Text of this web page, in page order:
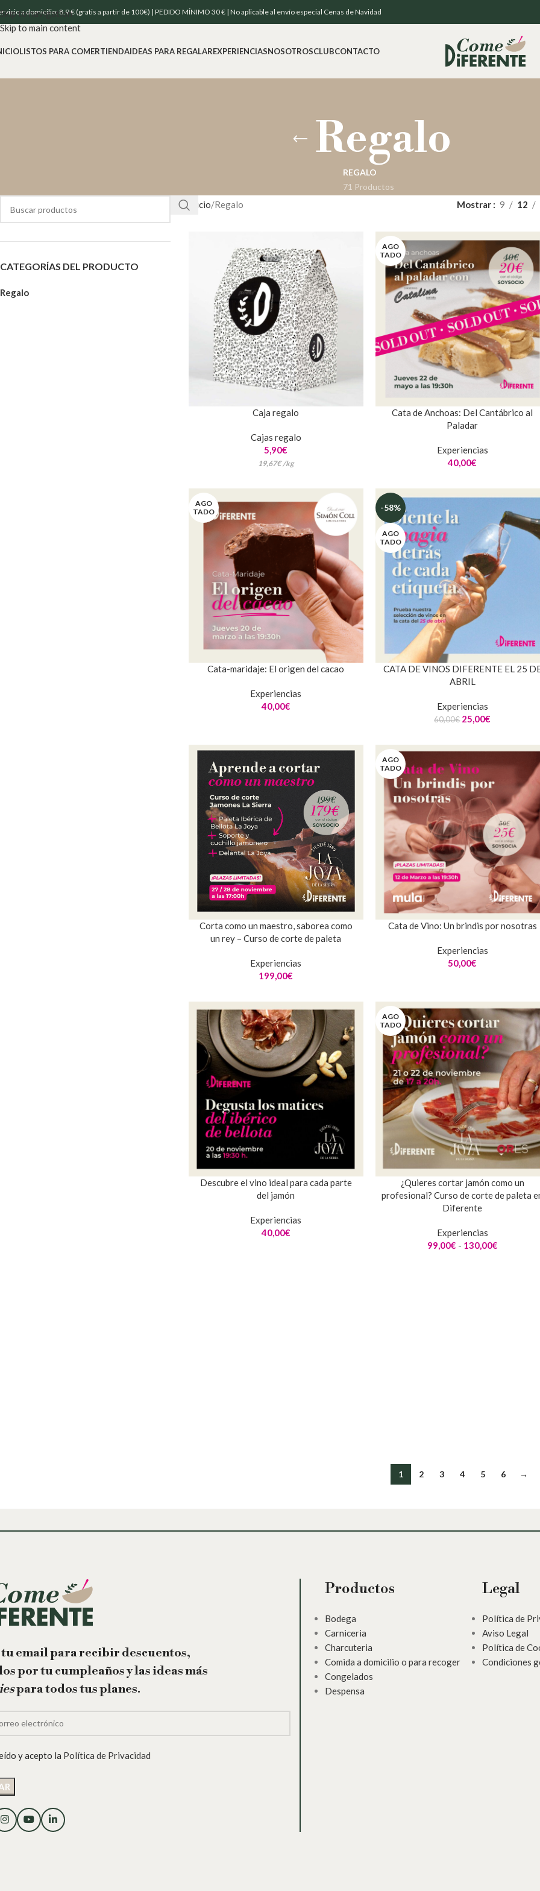
Skip to navigation
Skip to main content
a domicilio: 8.9 € (gratis a partir de 100€) | PEDIDO MÍNIMO 30 € | No aplicable al envío especial Cenas de Navidad
LISTOS PARA COMERTIENDAIDEAS PARA REGALAREXPERIENCIASNOSOTROSCLUBCONTACTO
Regalo
REGALO
71 Productos
CATEGORÍAS DEL PRODUCTO
Regalo
Inicio Regalo Mostrar 9 12
Caja regalo
Cajas regalo
5,90€
19,67€ /kg
AGO
TADO
Cata de Anchoas: Del Cantábrico al
Paladar
Experiencias
40,00€
AGO
TADO
Cata-maridaje: El origen del cacao
Experiencias
40,00€
-58%
AGO
TADO
CATA DE VINOS DIFERENTE EL 25
ABRIL
Experiencias
60,00€ 25,00€
Corta como un maestro, saborea como
un rey – Curso de corte de paleta
Experiencias
199,00€
AGO
TADO
Cata de Vino: Un brindis por nosotras
Experiencias
50,00€
Descubre el vino ideal para cada parte
del jamón
Experiencias
40,00€
AGO
TADO
¿Quieres cortar jamón como un
profesional? Curso de corte de paleta
Diferente
Experiencias
99,00€ - 130,00€
1 2 3 4 5 6 →
email para recibir descuentos,
por tu cumpleaños y las ideas más
para todos tus planes.
y acepto la Política de Privacidad
Productos
Bodega
Carniceria
Charcuteria
Comida a domicilio o para recoger
Congelados
Despensa
Legal
Política de
Aviso Legal
Política de
Condiciones